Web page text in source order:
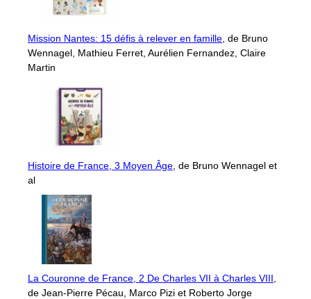
Mission Nantes: 15 défis à relever en famille, de Bruno
Wennagel, Mathieu Ferret, Aurélien Fernandez, Claire
Martin
Histoire de France, 3 Moyen Âge, de Bruno Wennagel et
al
La Couronne de France, 2 De Charles VII à Charles VIII,
de Jean-Pierre Pécau, Marco Pizi et Roberto Jorge